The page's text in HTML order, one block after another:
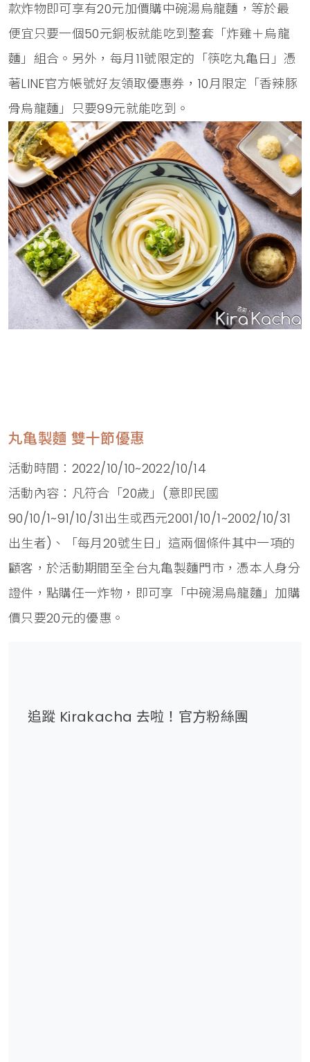
款炸物即可享有20元加價購中碗湯烏龍麵，等於最
便宜只要一個50元銅板就能吃到整套「炸雞＋烏龍
麵」組合。另外，每月11號限定的「筷吃丸亀日」憑
著LINE官方帳號好友領取優惠券，10月限定「香辣豚
骨烏龍麵」只要99元就能吃到。
丸亀製麵 雙十節優惠
活動時間：2022/10/10~2022/10/14
活動內容：凡符合「20歲」(意即民國
90/10/1~91/10/31出生或西元2001/10/1~2002/10/31
出生者)、「每月20號生日」這兩個條件其中一項的
顧客，於活動期間至全台丸亀製麵門市，憑本人身分
證件，點購任一炸物，即可享「中碗湯烏龍麵」加購
價只要20元的優惠。
追蹤 Kirakacha 去啦！官方粉絲團